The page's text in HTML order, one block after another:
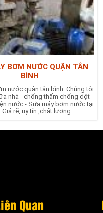
BƠM NƯỚC QUẬN TÂN
BÌNH
nước quận tân bình. Chúng tôi
nhà - chống thấm chống dột -
nước - Sữa máy bơm nước tại
rẽ, uy tín ,chất lượng
Quan